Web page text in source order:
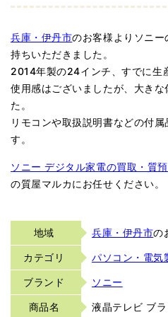
兵庫・伊丹市のお客様よりソニ
持ちいただきました。
2014年製の24インチ、すでに生
使用感はございましたが、大き
た。
リモコンや取扱説明書などの付
す。
ソニー デジタル家電の買取・質
の質屋マルカにお任せください。
地域 兵庫・伊丹市の
カテゴリ パソコン・電気
ブランド ソニー
商品名 液晶テレビ ブ